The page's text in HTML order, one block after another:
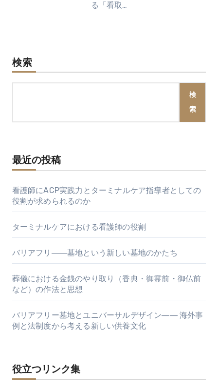
る「看取…
検索
検
索
最近の投稿
看護師にACP実践力とターミナルケア指導者としての
役割が求められるのか
ターミナルケアにおける看護師の役割
バリアフリ――墓地という新しい墓地のかたち
葬儀における金銭のやり取り（香典・御霊前・御仏前
など）の作法と思想
バリアフリー墓地とユニバーサルデザイン―― 海外事
例と法制度から考える新しい供養文化
役立つリンク集